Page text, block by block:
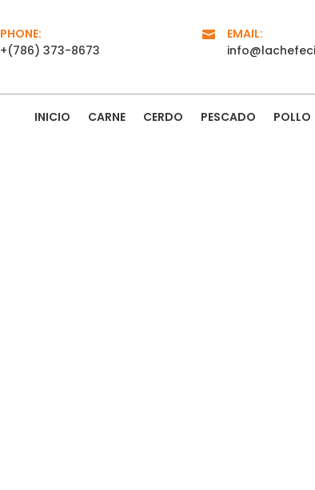
PHONE:
+‪(786) 373-8673‬

EMAIL:
INICIO CARNE CERDO PESCADO POLLO